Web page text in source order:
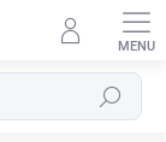
Hľadať